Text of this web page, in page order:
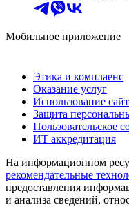
Мобильное приложение
Этика и комплаенс
Оказание услуг
Использование
Защита
Пользовательское
ИТ аккредитация
На информационном
рекомендательные
предоставления
и анализа сведений,